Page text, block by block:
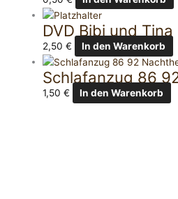
DVD Bibi und Tina
2,50€ In den Warenkorb
Schlafanzug 86
1,50€ In den Warenkorb